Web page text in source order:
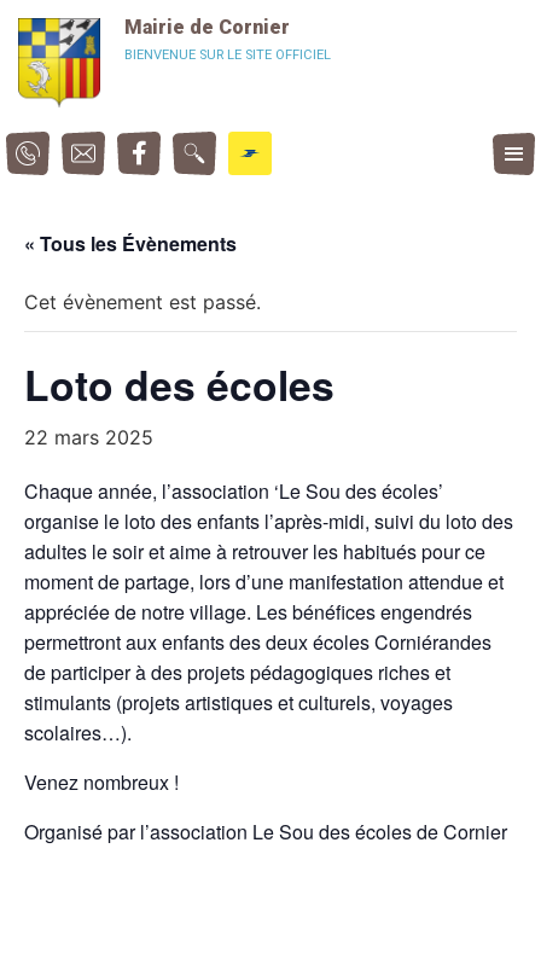
Mairie de Cornier
BIENVENUE SUR LE SITE OFFICIEL
« Tous les Évènements
Cet évènement est passé.
Loto des écoles
22 mars 2025
Chaque année, l’association ‘Le Sou des écoles’
organise le loto des enfants l’après-midi, suivi du loto des
adultes le soir et aime à retrouver les habitués pour ce
moment de partage, lors d’une manifestation attendue et
appréciée de notre village. Les bénéfices engendrés
permettront aux enfants des deux écoles Corniérandes
de participer à des projets pédagogiques riches et
stimulants (projets artistiques et culturels, voyages
scolaires…).
Venez nombreux !
Organisé par l’association Le Sou des écoles de Cornier
Panneau de gestion des cookies